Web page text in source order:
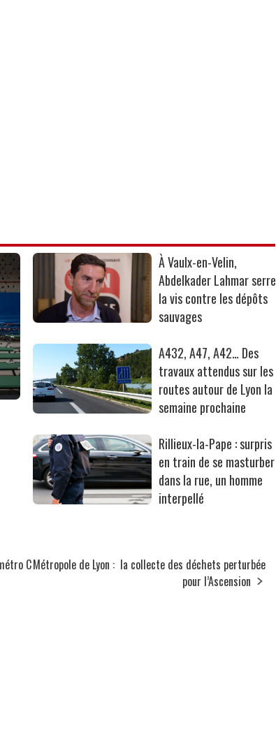
À Vaulx-en-Velin,
Abdelkader Lahmar serre
la vis contre les dépôts
sauvages
A432, A47, A42… Des
travaux attendus sur les
routes autour de Lyon la
semaine prochaine
Rillieux-la-Pape : surpris
en train de se masturber
dans la rue, un homme
interpellé
CMétropole de Lyon : la collecte des déchets perturbée
pour l’Ascension